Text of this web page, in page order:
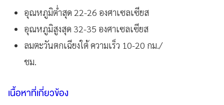
อุณหภูมิต่ำสุด 22-26 องศาเซลเซียส
อุณหภูมิสูงสุด 32-35 องศาเซลเซียส
ลมตะวันตกเฉียงใต้ ความเร็ว 10-20 กม./
ชม.
เนื้อหาที่เกี่ยวข้อง